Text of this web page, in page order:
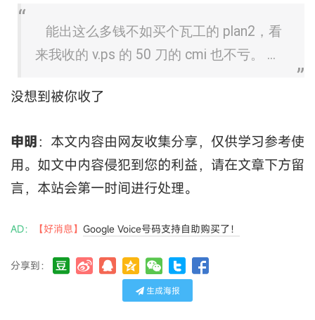
能出这么多钱不如买个瓦工的 plan2，看
来我收的 v.ps 的 50 刀的 cmi 也不亏。 ...
没想到被你收了
申明：本文内容由网友收集分享，仅供学习参考使
用。如文中内容侵犯到您的利益，请在文章下方留
言，本站会第一时间进行处理。
AD： 【好消息】 Google Voice号码支持自助购买了！
分享到：
生成海报